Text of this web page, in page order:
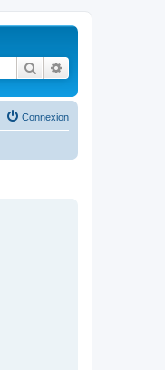
Rechercher
Connexion